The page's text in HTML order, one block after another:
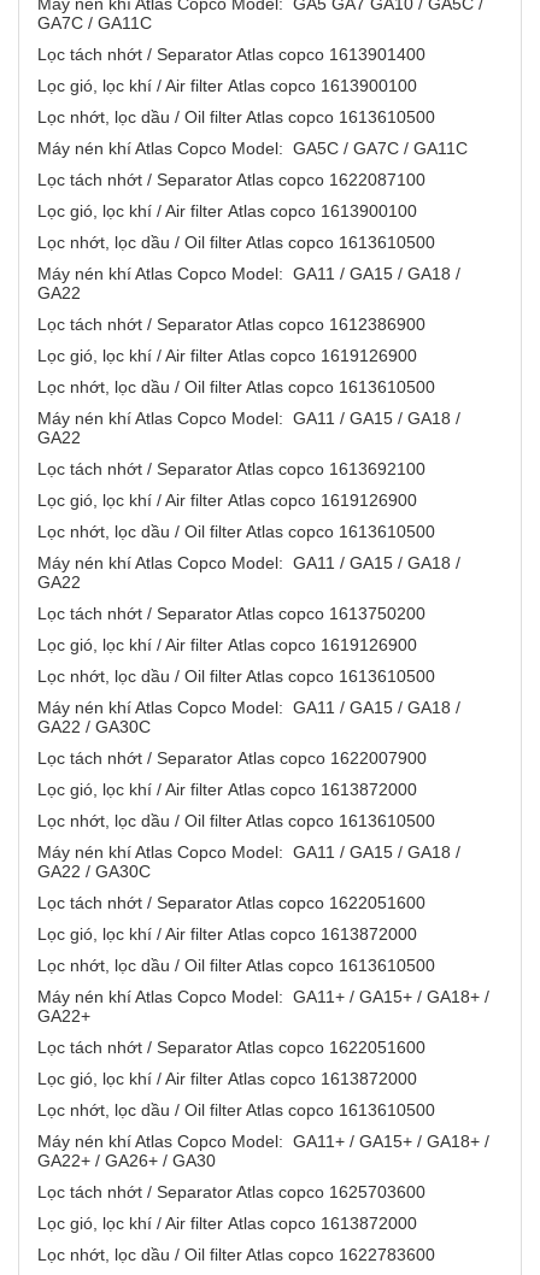
Máy nén khí Atlas Copco Model: GA5 GA7 GA10 / GA5C /
GA7C / GA11C
Lọc tách nhớt / Separator Atlas copco 1613901400
Lọc gió, lọc khí / Air filter Atlas copco 1613900100
Lọc nhớt, lọc dầu / Oil filter Atlas copco 1613610500
Máy nén khí Atlas Copco Model: GA5C / GA7C / GA11C
Lọc tách nhớt / Separator Atlas copco 1622087100
Lọc gió, lọc khí / Air filter Atlas copco 1613900100
Lọc nhớt, lọc dầu / Oil filter Atlas copco 1613610500
Máy nén khí Atlas Copco Model: GA11 / GA15 / GA18 /
GA22
Lọc tách nhớt / Separator Atlas copco 1612386900
Lọc gió, lọc khí / Air filter Atlas copco 1619126900
Lọc nhớt, lọc dầu / Oil filter Atlas copco 1613610500
Máy nén khí Atlas Copco Model: GA11 / GA15 / GA18 /
GA22
Lọc tách nhớt / Separator Atlas copco 1613692100
Lọc gió, lọc khí / Air filter Atlas copco 1619126900
Lọc nhớt, lọc dầu / Oil filter Atlas copco 1613610500
Máy nén khí Atlas Copco Model: GA11 / GA15 / GA18 /
GA22
Lọc tách nhớt / Separator Atlas copco 1613750200
Lọc gió, lọc khí / Air filter Atlas copco 1619126900
Lọc nhớt, lọc dầu / Oil filter Atlas copco 1613610500
Máy nén khí Atlas Copco Model: GA11 / GA15 / GA18 /
GA22 / GA30C
Lọc tách nhớt / Separator Atlas copco 1622007900
Lọc gió, lọc khí / Air filter Atlas copco 1613872000
Lọc nhớt, lọc dầu / Oil filter Atlas copco 1613610500
Máy nén khí Atlas Copco Model: GA11 / GA15 / GA18 /
GA22 / GA30C
Lọc tách nhớt / Separator Atlas copco 1622051600
Lọc gió, lọc khí / Air filter Atlas copco 1613872000
Lọc nhớt, lọc dầu / Oil filter Atlas copco 1613610500
Máy nén khí Atlas Copco Model: GA11+ / GA15+ / GA18+ /
GA22+
Lọc tách nhớt / Separator Atlas copco 1622051600
Lọc gió, lọc khí / Air filter Atlas copco 1613872000
Lọc nhớt, lọc dầu / Oil filter Atlas copco 1613610500
Máy nén khí Atlas Copco Model: GA11+ / GA15+ / GA18+ /
GA22+ / GA26+ / GA30
Lọc tách nhớt / Separator Atlas copco 1625703600
Lọc gió, lọc khí / Air filter Atlas copco 1613872000
Lọc nhớt, lọc dầu / Oil filter Atlas copco 1622783600